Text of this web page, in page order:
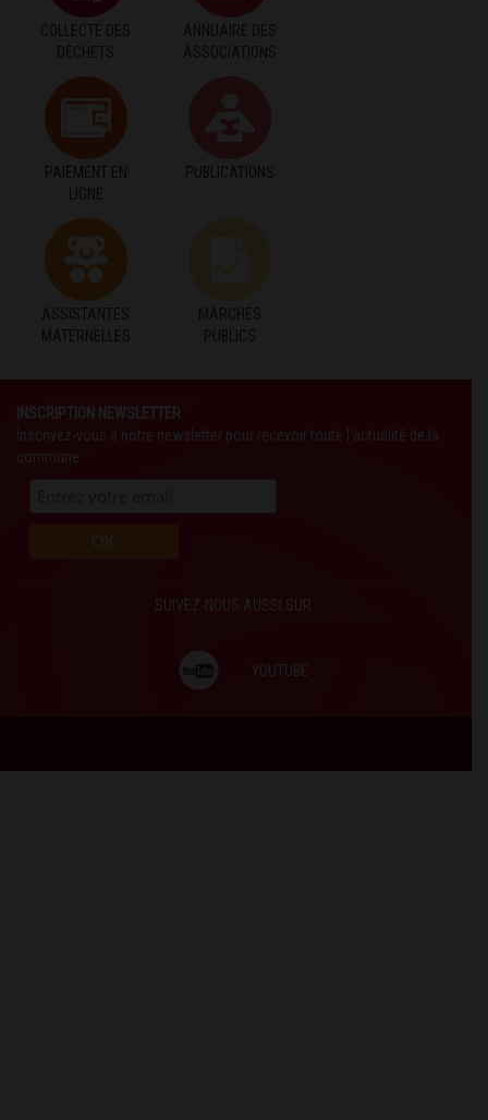
COLLECTE DES
DÉCHETS
ANNUAIRE DES
ASSOCIATIONS
PAIEMENT EN
LIGNE
PUBLICATIONS
ASSISTANTES
MATERNELLES
MARCHÉS
PUBLICS
INSCRIPTION NEWSLETTER
Inscrivez-vous à notre newsletter pour recevoir toute l'actualité de la
commune
SUIVEZ-NOUS AUSSI SUR :
YOUTUBE